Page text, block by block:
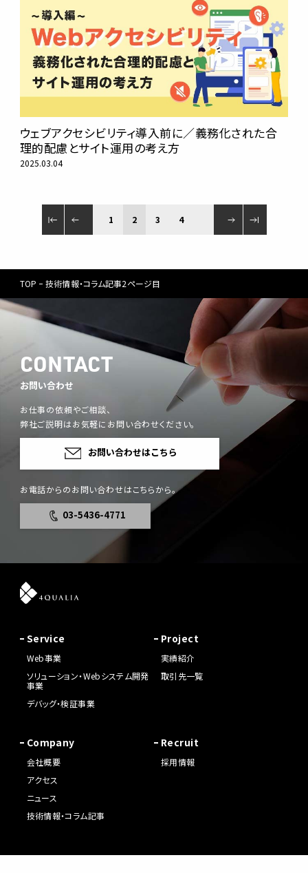
ウェブアクセシビリティ導入前に／義務化された合
理的配慮とサイト運用の考え方
2025.03.04
1 2 3 4
TOP 技術情報・コラム記事2ページ目
CONTACT
お問い合わせ
お仕事の依頼やご相談、
弊社ご説明はお気軽にお問い合わせください。
お問い合わせはこちら
お電話からのお問い合わせはこちらから。
03-5436-4771
Service
Web事業
ソリューション・Webシステム開発
事業
デバッグ・検証事業
Project
実績紹介
取引先一覧
Company
会社概要
アクセス
ニュース
技術情報・コラム記事
Recruit
採用情報